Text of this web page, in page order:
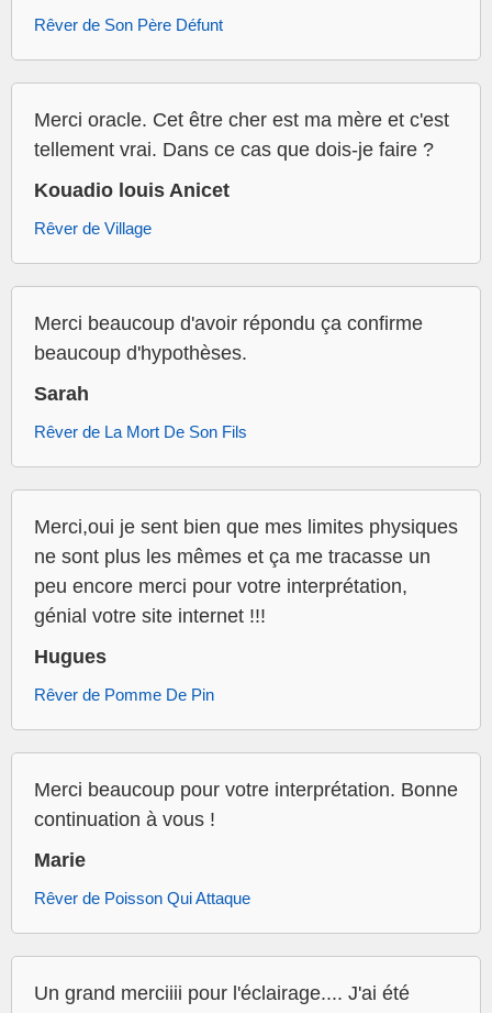
Rêver de Son Père Défunt
Merci oracle. Cet être cher est ma mère et c'est
tellement vrai. Dans ce cas que dois-je faire ?
Kouadio louis Anicet
Rêver de Village
Merci beaucoup d'avoir répondu ça confirme
beaucoup d'hypothèses.
Sarah
Rêver de La Mort De Son Fils
Merci,oui je sent bien que mes limites physiques
ne sont plus les mêmes et ça me tracasse un
peu encore merci pour votre interprétation,
génial votre site internet !!!
Hugues
Rêver de Pomme De Pin
Merci beaucoup pour votre interprétation. Bonne
continuation à vous !
Marie
Rêver de Poisson Qui Attaque
Un grand merciiii pour l'éclairage.... J'ai été